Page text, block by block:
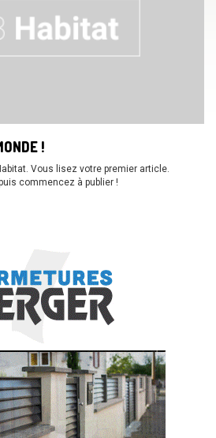
!
Vous lisez votre premier article.
commencez à publier !